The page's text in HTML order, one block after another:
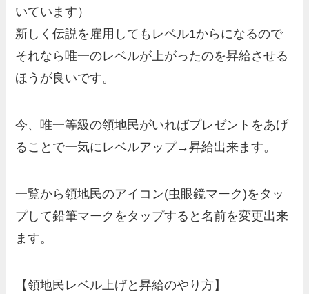
いています）
新しく伝説を雇用してもレベル1からになるので
それなら唯一のレベルが上がったのを昇給させる
ほうが良いです。
今、唯一等級の領地民がいればプレゼントをあげ
ることで一気にレベルアップ→昇給出来ます。
一覧から領地民のアイコン(虫眼鏡マーク)をタッ
プして鉛筆マークをタップすると名前を変更出来
ます。
【領地民レベル上げと昇給のやり方】